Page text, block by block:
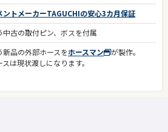
ントメーカーTAGUCHIの安心3カ月保証
中古の取付ピン、ボスを付属
新品の外部ホースをホースマン
が製作。
は現状渡しになります。